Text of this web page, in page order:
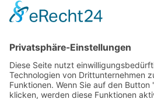
als Anfänger durchführen?
Fahrtechnik trainieren?
Fazit zum Thema
Fahrtechnik und Sicherheit